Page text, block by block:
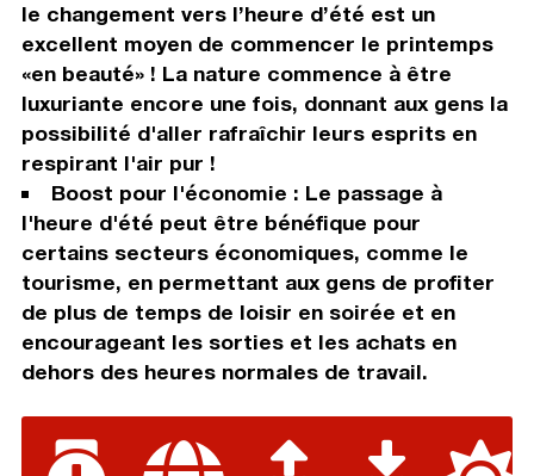
le changement vers l’heure d’été est un
excellent moyen de commencer le printemps
«en beauté» ! La nature commence à être
luxuriante encore une fois, donnant aux gens la
possibilité d'aller rafraîchir leurs esprits en
respirant l'air pur !
Boost pour l'économie : Le passage à
l'heure d'été peut être bénéfique pour
certains secteurs économiques, comme le
tourisme, en permettant aux gens de profiter
de plus de temps de loisir en soirée et en
encourageant les sorties et les achats en
dehors des heures normales de travail.